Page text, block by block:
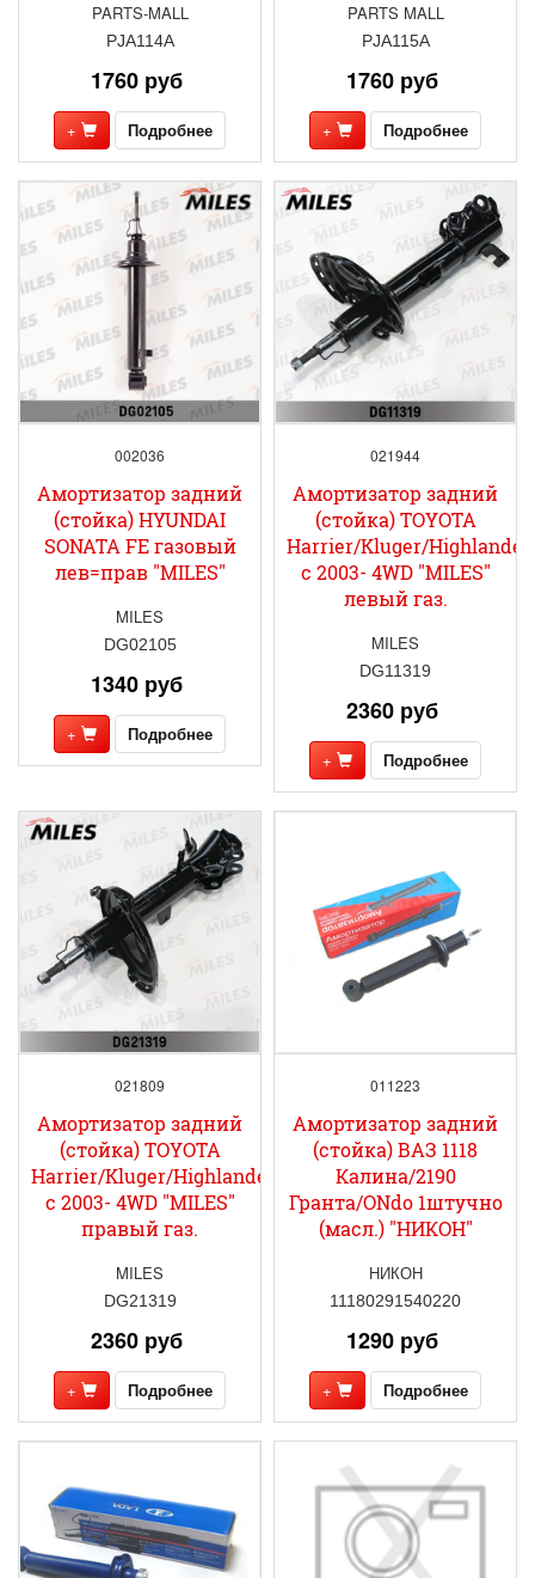
PARTS-MALL
PJA114A
1760 руб
+ Подробнее
PARTS MALL
PJA115A
1760 руб
+ Подробнее
002036
Амортизатор задний
(стойка) HYUNDAI
SONATA FE газовый
лев=прав "MILES"
MILES
DG02105
1340 руб
+ Подробнее
021944
Амортизатор задний
(стойка) TOYOTA
Harrier/Kluger/
с 2003- 4WD "MILES"
левый газ.
MILES
DG11319
2360 руб
+ Подробнее
021809
Амортизатор задний
(стойка) TOYOTA
Harrier/Kluger/Highlander/RX330
с 2003- 4WD "MILES"
правый газ.
MILES
DG21319
2360 руб
+ Подробнее
011223
Амортизатор задний
(стойка) ВАЗ 1118
Калина/2190
Гранта/ONdo 1штучно
(масл.) "НИКОН"
НИКОН
11180291540220
1290 руб
+ Подробнее